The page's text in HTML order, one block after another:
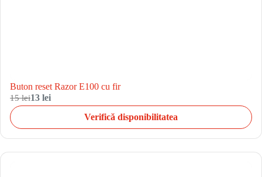
Buton reset Razor E100 cu fir
15 lei13 lei
Verifică disponibilitatea